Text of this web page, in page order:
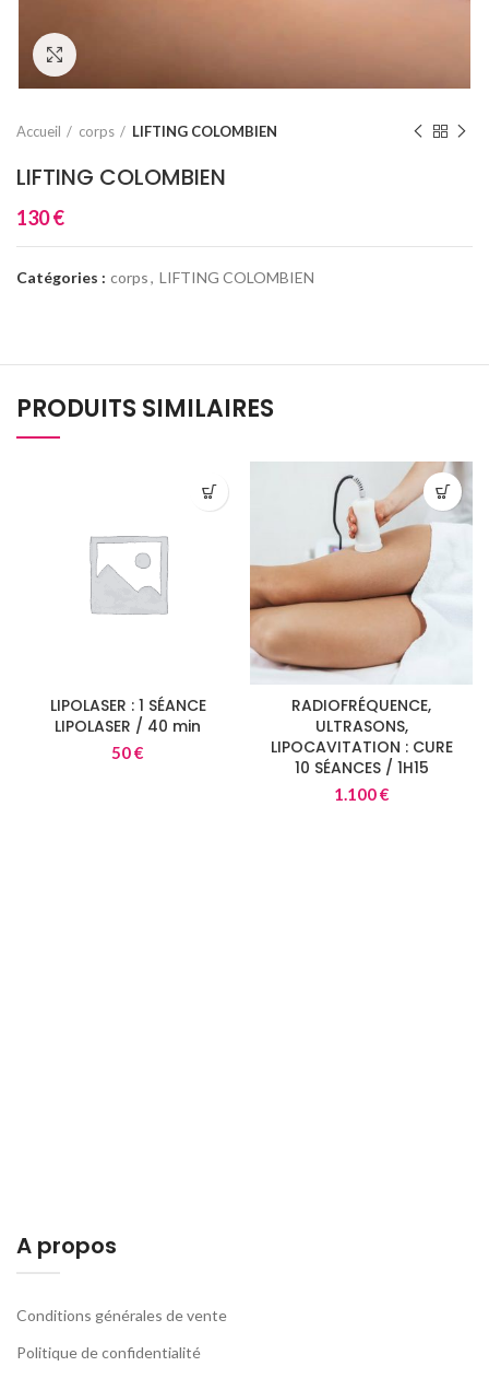
Accueil corps LIFTING COLOMBIEN
LIFTING COLOMBIEN
130€
Catégories : corps, LIFTING COLOMBIEN
PRODUITS SIMILAIRES
LIPOLASER : 1 SÉANCE
LIPOLASER / 40 min
50€
RADIOFRÉQUENCE,
ULTRASONS,
LIPOCAVITATION : CURE
10 SÉANCES / 1H15
1.100€
A propos
Conditions générales de vente
Politique de confidentialité